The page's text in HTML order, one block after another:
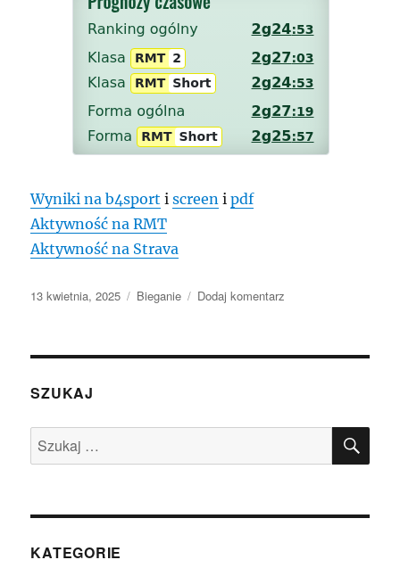
Wyniki na b4sport iscreen ipdf
Aktywność na RMT
Aktywność na Strava
Data
13 kwietnia, 2025 Kategorie
Bieganie Dodaj komentarz
Skały
SZUKAJ
Szukaj:
KATEGORIE